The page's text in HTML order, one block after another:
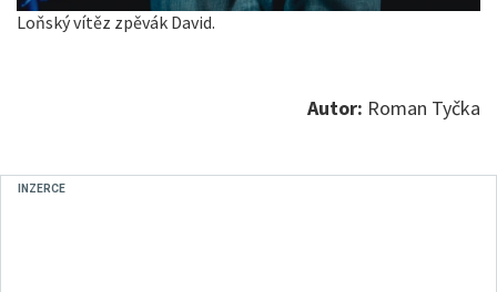
Loňský vítěz zpěvák David.
Autor: Roman Tyčka
INZERCE